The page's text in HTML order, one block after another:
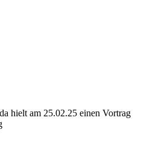
hielt am 25.02.25 einen Vortrag